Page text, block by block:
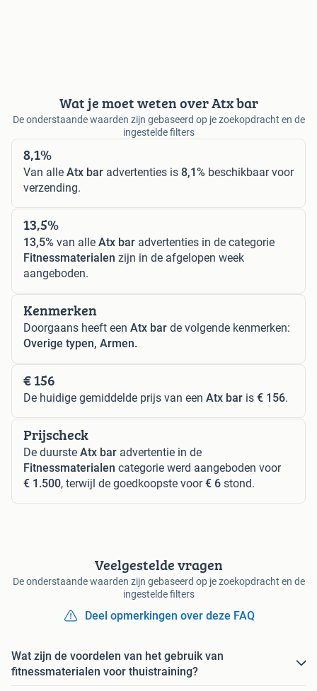
Wat je moet weten over Atx bar
De onderstaande waarden zijn gebaseerd op je zoekopdracht en de
ingestelde filters
8,1%
Van alle Atx bar advertenties is 8,1% beschikbaar voor
verzending.
13,5%
13,5% van alle Atx bar advertenties in de categorie
Fitnessmaterialen zijn in de afgelopen week
aangeboden.
Kenmerken
Doorgaans heeft een Atx bar de volgende kenmerken:
Overige typen, Armen.
€ 156
De huidige gemiddelde prijs van een Atx bar is € 156.
Prijscheck
De duurste Atx bar advertentie in de
Fitnessmaterialen categorie werd aangeboden voor
€ 1.500, terwijl de goedkoopste voor€ 6 stond.
Veelgestelde vragen
De onderstaande waarden zijn gebaseerd op je zoekopdracht en de
ingestelde filters
Deel opmerkingen over deze FAQ
Wat zijn de voordelen van het gebruik van
fitnessmaterialen voor thuistraining?